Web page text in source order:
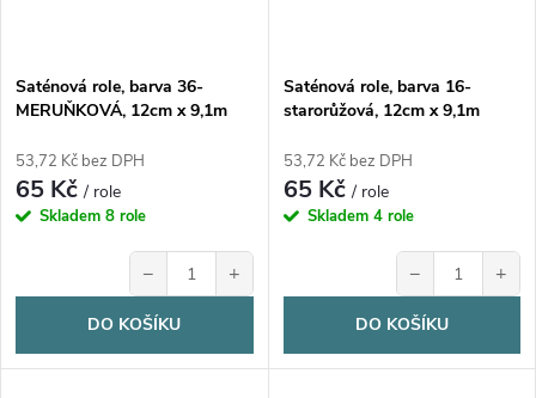
Saténová role, barva 36-
MERUŇKOVÁ, 12cm x 9,1m
53,72 Kč bez DPH
65 Kč/ role
Skladem 8 role
− +
DO KOŠÍKU
Saténová role, barva 16-
starorůžová, 12cm x 9,1m
53,72 Kč bez DPH
65 Kč/ role
Skladem 4 role
− +
DO KOŠÍKU